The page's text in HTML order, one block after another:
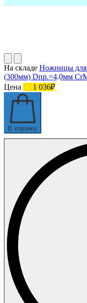
На складе Ножницы для
(300мм) Dпр.=4,0мм
Цена
1 036₽
В корзину